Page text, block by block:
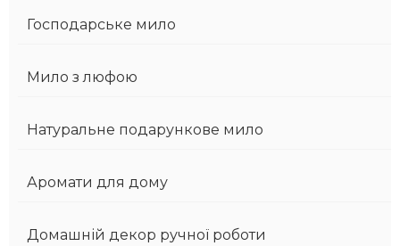
Господарське мило
Мило з люфою
Натуральне подарункове мило
Аромати для дому
Домашній декор ручної роботи